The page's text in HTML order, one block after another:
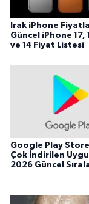
Irak iPhone
Güncel iPhone 17,
ve 14 Fiyat Listesi
Google Play
Çok İndirilen
2026 Güncel